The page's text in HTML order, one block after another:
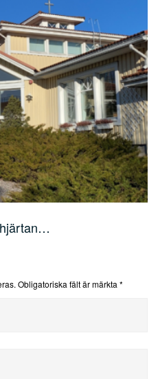
och apostel –…
Obligatoriska fält är märkta *